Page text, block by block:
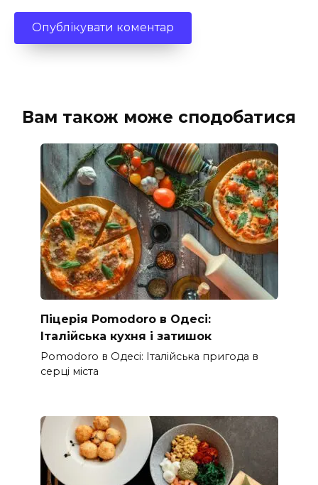
Вам також може сподобатися
Піцерія Pomodoro в Одесі:
Італійська кухня і затишок
Pomodoro в Одесі: Італійська пригода в
серці міста